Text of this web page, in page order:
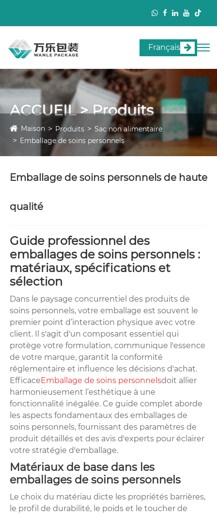
Français
ACCUEIL > Produits
Maison Produits
Sac non alimentaire
Emballage de soins personnels
Emballage de soins personnels de haute
qualité
Guide professionnel des
emballages de soins personnels :
matériaux, spécifications et
sélection
Dans le paysage concurrentiel des produits de
soins personnels, votre emballage est souvent le
premier point d’interaction physique avec votre
client. Il s'agit d'un composant essentiel qui
protège votre formulation, communique l'essence
de votre marque, garantit la conformité
réglementaire et influence les décisions d'achat.
EfficaceEmballage de soins personnelsdoit allier
harmonieusement l’esthétique à une
fonctionnalité inégalée. Ce guide complet aborde
les aspects fondamentaux des emballages de
soins personnels, fournissant des paramètres de
produit détaillés et des avis d'experts pour éclairer
votre stratégie d'emballage.
Matériaux de base dans les
emballages de soins personnels
Le choix du matériau dicte les propriétés barrières,
le profil de durabilité, le poids et le toucher de